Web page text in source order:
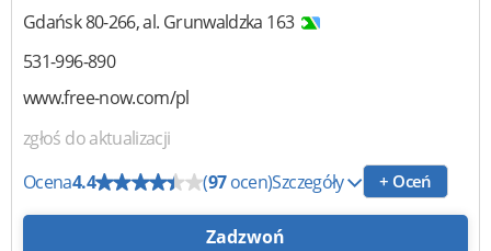
Gdańsk80-266,al. Grunwaldzka 163
531-996-890
www.free-now.com/pl
zgłoś do aktualizacji
Ocena4.4 (97ocen)Szczegóły + Oceń
Zadzwoń